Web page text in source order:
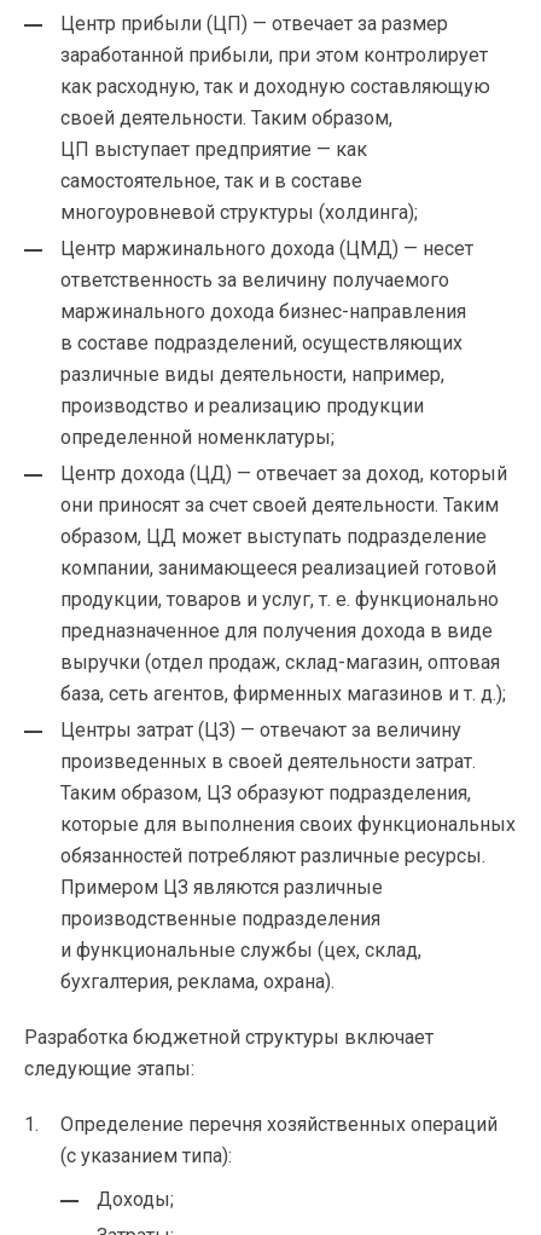
Центр прибыли (ЦП) — отвечает за размер
заработанной прибыли, при этом контролирует
как расходную, так и доходную составляющую
своей деятельности. Таким образом,
ЦП выступает предприятие — как
самостоятельное, так и в составе
многоуровневой структуры (холдинга);
Центр маржинального дохода (ЦМД) — несет
ответственность за величину получаемого
маржинального дохода бизнес-направления
в составе подразделений, осуществляющих
различные виды деятельности, например,
производство и реализацию продукции
определенной номенклатуры;
Центр дохода (ЦД) — отвечает за доход, который
они приносят за счет своей деятельности. Таким
образом, ЦД может выступать подразделение
компании, занимающееся реализацией готовой
продукции, товаров и услуг, т. е. функционально
предназначенное для получения дохода в виде
выручки (отдел продаж, склад-магазин, оптовая
база, сеть агентов, фирменных магазинов и т. д.);
Центры затрат (ЦЗ) — отвечают за величину
произведенных в своей деятельности затрат.
Таким образом, ЦЗ образуют подразделения,
которые для выполнения своих функциональных
обязанностей потребляют различные ресурсы.
Примером ЦЗ являются различные
производственные подразделения
и функциональные службы (цех, склад,
бухгалтерия, реклама, охрана).
Разработка бюджетной структуры включает
следующие этапы:
Определение перечня хозяйственных операций
(с указанием типа):
Доходы;